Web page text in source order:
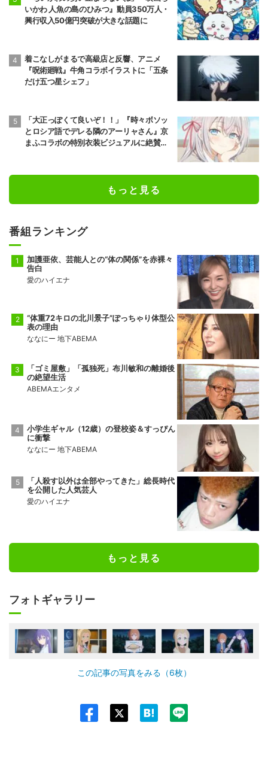
いかわ 人魚の島のひみつ』動員350万人・
興行収入50億円突破が大きな話題に
着こなしがまるで高級店と反響、アニメ
『呪術廻戦』牛角コラボイラストに「五条
だけ五つ星シェフ」
「大正っぽくて良いぞ！！」『時々ボソッ
とロシア語でデレる隣のアーリャさん』京
まふコラボの特別衣装ビジュアルに絶賛の
もっと見る
番組ランキング
加護亜依、芸能人との“体の関係”を赤裸々
告白
愛のハイエナ
“体重72キロの北川景子”ぽっちゃり体型公
表の理由
ななにー 地下ABEMA
「ゴミ屋敷」「孤独死」布川敏和の離婚後
の絶望生活
ABEMAエンタメ
小学生ギャル（12歳）の登校姿＆すっぴん
に衝撃
ななにー 地下ABEMA
「人殺す以外は全部やってきた」総長時代
を公開した人気芸人
愛のハイエナ
もっと見る
フォトギャラリー
この記事の写真をみる（6枚）